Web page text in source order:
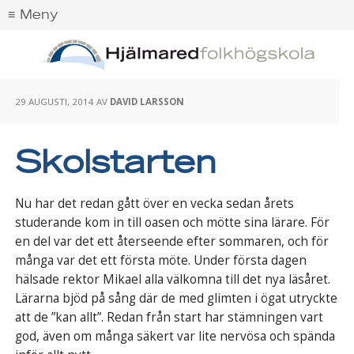
29 AUGUSTI, 2014 AV DAVID LARSSON
Skolstarten
Nu har det redan gått över en vecka sedan årets
studerande kom in till oasen och mötte sina lärare. För
en del var det ett återseende efter sommaren, och för
många var det ett första möte. Under första dagen
hälsade rektor Mikael alla välkomna till det nya läsåret.
Lärarna bjöd på sång där de med glimten i ögat utryckte
att de ”kan allt”. Redan från start har stämningen vart
god, även om många säkert var lite nervösa och spända